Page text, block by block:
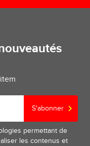
S'abonner
permettant de
les contenus et